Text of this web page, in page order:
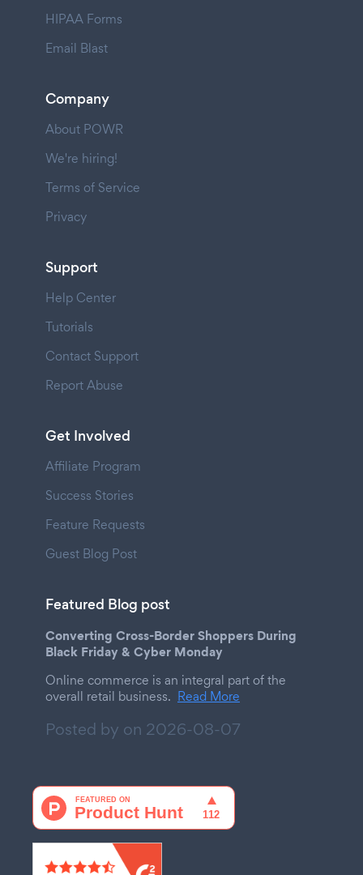
HIPAA Forms
Email Blast
Company
About POWR
We're hiring!
Terms of Service
Privacy
Support
Help Center
Tutorials
Contact Support
Report Abuse
Get Involved
Affiliate Program
Success Stories
Feature Requests
Guest Blog Post
Featured Blog post
Converting Cross-Border Shoppers During
Black Friday & Cyber Monday
Online commerce is an integral part of the
overall retail business. Read More
Posted by on 2026-08-07